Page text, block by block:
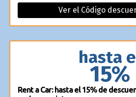
Ver el Código
hasta
15%
Rent a Car: hasta el 15% de